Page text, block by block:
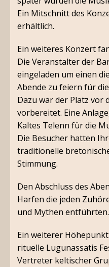
Ein Mitschnitt des
erhältlich.
Ein weiteres Konzert
Die Veranstalter der
eingeladen um einen
Abende zu feiern für
Dazu war der Platz vor
vorbereitet. Eine
Kaltes Telenn für die
Die Besucher hatten
traditionelle
Stimmung.
Den Abschluss des
Harfen die jeden
und Mythen entführten.
Ein weiterer
rituelle Lugunassatis
Vertreter keltischer